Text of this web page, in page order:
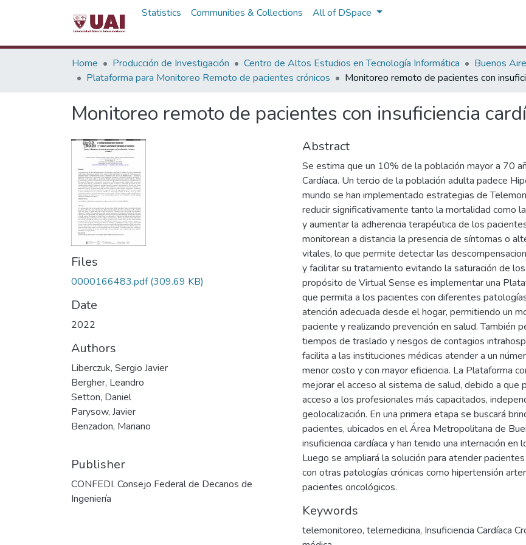
Statistics Communities & Collections All of DSpace
Home Producción de Investigación Centro de Altos Estudios en Tecnología Informática Buenos
Plataforma para Monitoreo Remoto de pacientes crónicos
Monitoreo remoto de pacientes con
Monitoreo remoto de pacientes con insuficiencia
Files
0000166483.pdf (309.69 KB)
Date
2022
Authors
Liberczuk, Sergio Javier
Bergher, Leandro
Setton, Daniel
Parysow, Javier
Benzadon, Mariano
Publisher
CONFEDI. Consejo Federal de Decanos de
Ingeniería
Abstract
Se estima que un 10% de la población mayor a 70
Cardíaca. Un tercio de la población adulta padece
mundo se han implementado estrategias de
reducir significativamente tanto la mortalidad como
y aumentar la adherencia terapéutica de los
monitorean a distancia la presencia de síntomas o
vitales, lo que permite detectar las
y facilitar su tratamiento evitando la saturación de
propósito de Virtual Sense es implementar una
que permita a los pacientes con diferentes
atención adecuada desde el hogar, permitiendo un
paciente y realizando prevención en salud. También
tiempos de traslado y riesgos de contagios
facilita a las instituciones médicas atender a un
menor costo y con mayor eficiencia. La Plataforma
mejorar el acceso al sistema de salud, debido a que
acceso a los profesionales más capacitados,
geolocalización. En una primera etapa se buscará
pacientes, ubicados en el Área Metropolitana de
insuficiencia cardíaca y han tenido una internación
Luego se ampliará la solución para atender
con otras patologías crónicas como hipertensión
pacientes oncológicos.
Keywords
telemonitoreo, telemedicina, Insuficiencia Cardíaca